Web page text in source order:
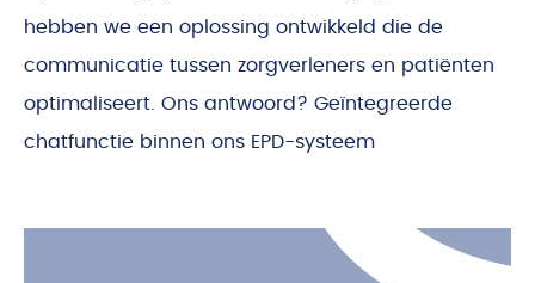
hebben we een oplossing ontwikkeld die de
communicatie tussen zorgverleners en patiënten
optimaliseert. Ons antwoord? Geïntegreerde
chatfunctie binnen ons EPD-systeem